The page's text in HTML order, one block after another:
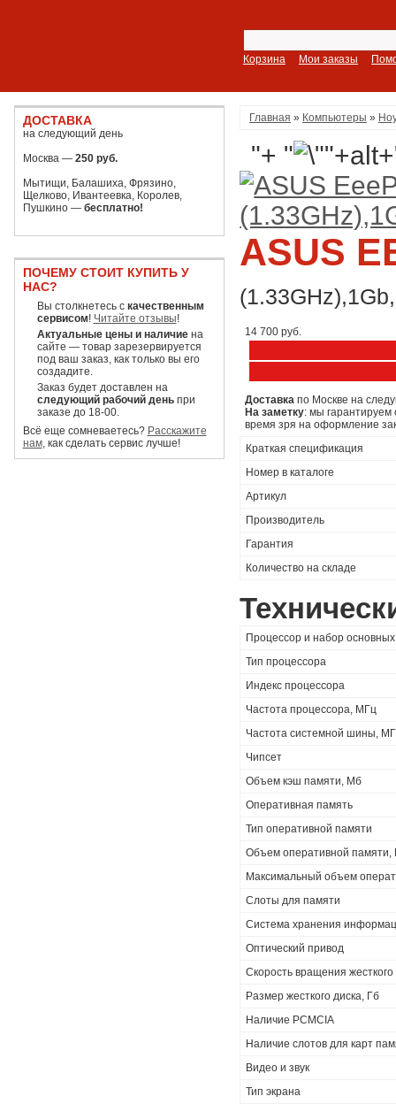
Корзина Мои заказы
ДОСТАВКА
на следующий день
Москва — 250 руб.
Мытищи, Балашиха, Фрязино,
Щелково, Ивантеевка, Королев,
Пушкино — бесплатно!
ПОЧЕМУ СТОИТ КУПИТЬ У
НАС?
Вы столкнетесь с качественным
сервисом! Читайте отзывы!
Актуальные цены и наличиена
сайте — товар зарезервируется
под ваш заказ, как только вы его
создадите.
Заказ будет доставлен на
следующий рабочий деньпри
заказе до 18-00.
Всё еще сомневаетесь? Расскажите
нам, как сделать сервис лучше!
Главная » Компьютеры »
"+ "
ASUS
14 700 руб.
Доставка по Москве на
На заметку: мы
время зря на оформление
Краткая спецификация
Номер в каталоге
Артикул
Производитель
Гарантия
Количество на складе
Процессор и набор
Тип процессора
Индекс процессора
Частота процессора, МГц
Частота системной шины,
Чипсет
Объем кэш памяти, Мб
Оперативная память
Тип оперативной памяти
Объем оперативной
Максимальный объем
Слоты для памяти
Система хранения
Оптический привод
Скорость вращения
Размер жесткого диска, Гб
Наличие PCMCIA
Наличие слотов для карт
Видео и звук
Тип экрана